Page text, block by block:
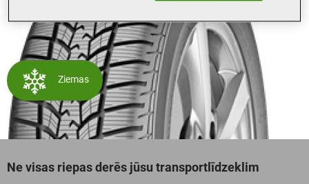
Ziemas
Ne visas riepas derēs jūsu transportlīdzeklim